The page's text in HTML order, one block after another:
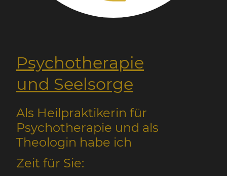
Psychotherapie
und Seelsorge
Als Heilpraktikerin für
Psychotherapie und als
Theologin habe ich
Zeit für Sie: